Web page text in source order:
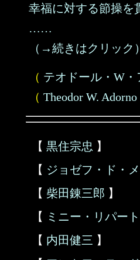
幸福に対する節操を
……
（→続きはクリック）
（ テオドール・W・
（ Theodor W. Adorno
【 黒住宗忠 】
【 ジョゼフ・ド・
【 柴田錬三郎 】
【 ミニー・リパー
【 内田健三 】